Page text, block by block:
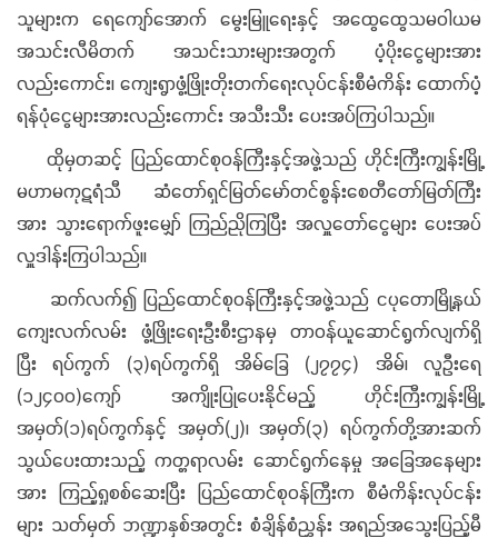
သူများက ရေကျော်အောက် မွေးမြူရေးနှင့် အထွေထွေသမဝါယမ
အသင်းလီမိတက် အသင်းသားများအတွက် ပံ့ပိုးငွေများအား
လည်းကောင်း၊ ကျေးရွာဖွံ့ဖြိုးတိုးတက်ရေးလုပ်ငန်းစီမံကိန်း ထောက်ပံ့
ရန်ပုံငွေများအားလည်းကောင်း အသီးသီး ပေးအပ်ကြပါသည်။
ထိုမှတဆင့် ပြည်ထောင်စုဝန်ကြီးနှင့်အဖွဲ့သည် ဟိုင်းကြီးကျွန်းမြို့
မဟာမကုဋရံသီ ဆံတော်ရှင်မြတ်မော်တင်စွန်းစေတီတော်မြတ်ကြီး
အား သွားရောက်ဖူးမျှော် ကြည်ညိုကြပြီး အလှူတော်ငွေများ ပေးအပ်
လှူဒါန်းကြပါသည်။
ဆက်လက်၍ ပြည်ထောင်စုဝန်ကြီးနှင့်အဖွဲ့သည် ငပုတောမြို့နယ်
ကျေးလက်လမ်း ဖွံ့ဖြိုးရေးဦးစီးဌာနမှ တာဝန်ယူဆောင်ရွက်လျက်ရှိ
ပြီး ရပ်ကွက် (၃)ရပ်ကွက်ရှိ အိမ်ခြေ (၂၇၇၄) အိမ်၊ လူဦးရေ
(၁၂၄၀၀)ကျော် အကျိုးပြုပေးနိုင်မည့် ဟိုင်းကြီးကျွန်းမြို့
အမှတ်(၁)ရပ်ကွက်နှင့် အမှတ်(၂)၊ အမှတ်(၃) ရပ်ကွက်တို့အားဆက်
သွယ်ပေးထားသည့် ကတ္တရာလမ်း ဆောင်ရွက်နေမှု အခြေအနေများ
အား ကြည့်ရှုစစ်ဆေးပြီး ပြည်ထောင်စုဝန်ကြီးက စီမံကိန်းလုပ်ငန်း
များ သတ်မှတ် ဘဏ္ဍာနှစ်အတွင်း စံချိန်စံညွှန်း အရည်အသွေးပြည့်မီ